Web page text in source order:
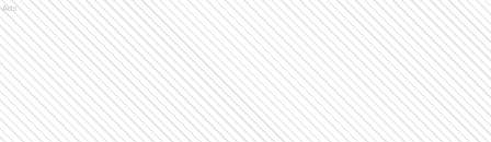
Ads